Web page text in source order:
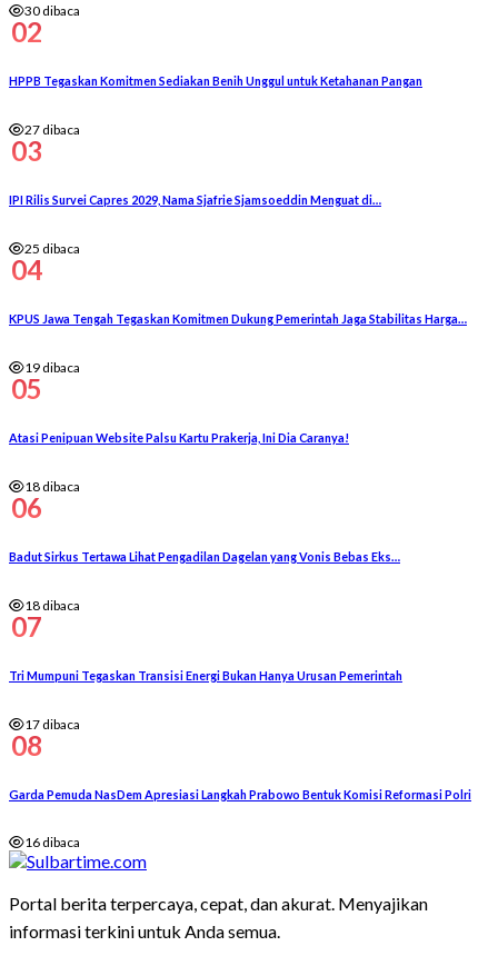
30 dibaca
02
HPPB Tegaskan Komitmen Sediakan Benih Unggul untuk Ketahanan Pangan
27 dibaca
03
IPI Rilis Survei Capres 2029, Nama Sjafrie Sjamsoeddin Menguat di…
25 dibaca
04
KPUS Jawa Tengah Tegaskan Komitmen Dukung Pemerintah Jaga Stabilitas Harga…
19 dibaca
05
Atasi Penipuan Website Palsu Kartu Prakerja, Ini Dia Caranya!
18 dibaca
06
Badut Sirkus Tertawa Lihat Pengadilan Dagelan yang Vonis Bebas Eks…
18 dibaca
07
Tri Mumpuni Tegaskan Transisi Energi Bukan Hanya Urusan Pemerintah
17 dibaca
08
Garda Pemuda NasDem Apresiasi Langkah Prabowo Bentuk Komisi Reformasi Polri
16 dibaca
Portal berita terpercaya, cepat, dan akurat. Menyajikan
informasi terkini untuk Anda semua.